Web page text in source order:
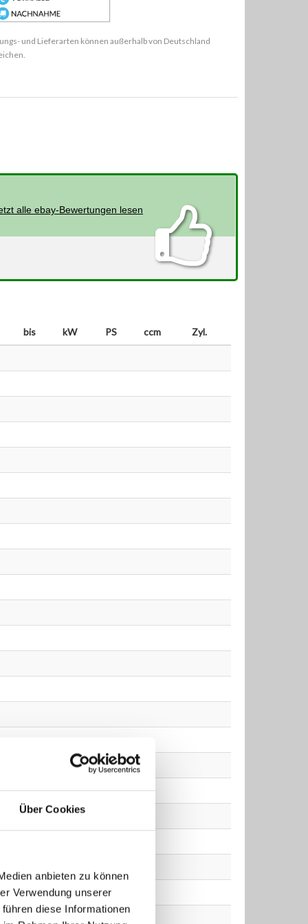
Über Cookies
anbieten zu können
Verwendung unserer
diese Informationen
und Lieferarten können außerhalb von Deutschland
alle ebay-Bewertungen lesen
bis kW PS ccm Zyl.